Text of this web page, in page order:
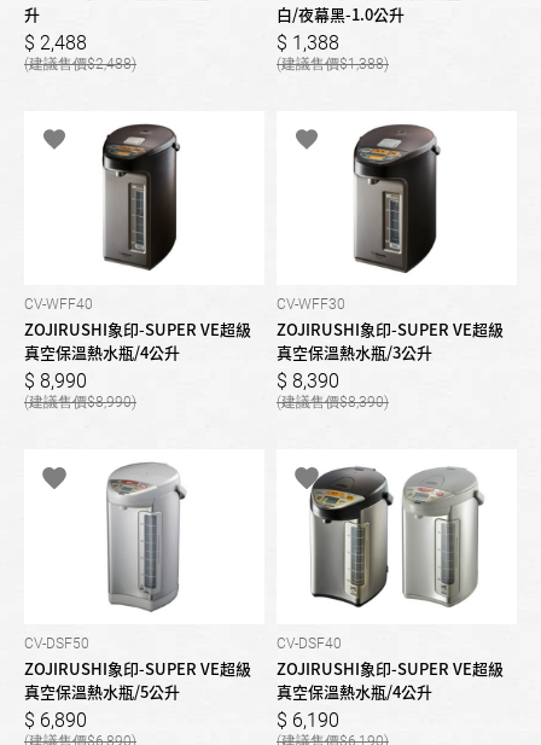
升
2,488
2,488
白/夜幕黑-1.0公升
1,388
1,388
CV-WFF40
ZOJIRUSHI象印-SUPER VE超級
真空保溫熱水瓶/4公升
8,990
8,990
CV-WFF30
ZOJIRUSHI象印-SUPER VE超級
真空保溫熱水瓶/3公升
8,390
8,390
CV-DSF50
ZOJIRUSHI象印-SUPER VE超級
真空保溫熱水瓶/5公升
6,890
6,890
CV-DSF40
ZOJIRUSHI象印-SUPER VE超級
真空保溫熱水瓶/4公升
6,190
6,190